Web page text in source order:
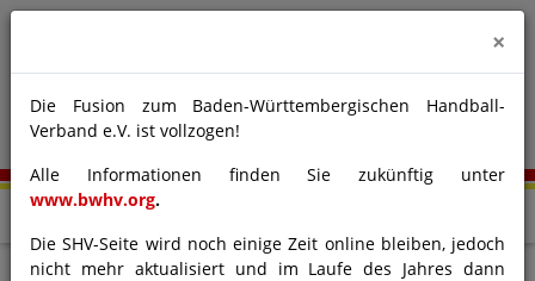
×
Die Fusion zum Baden-Württembergischen Handball-
Verband e.V. ist vollzogen!
Alle Informationen finden Sie zukünftig unter
www.bwhv.org.
Die SHV-Seite wird noch einige Zeit online bleiben, jedoch
nicht mehr aktualisiert und im Laufe des Jahres dann